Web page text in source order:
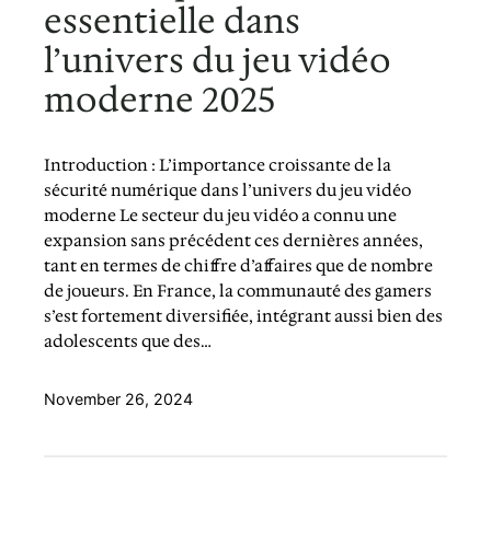
essentielle dans
l’univers du jeu vidéo
moderne 2025
Introduction : L’importance croissante de la
sécurité numérique dans l’univers du jeu vidéo
moderne Le secteur du jeu vidéo a connu une
expansion sans précédent ces dernières années,
tant en termes de chiffre d’affaires que de nombre
de joueurs. En France, la communauté des gamers
s’est fortement diversifiée, intégrant aussi bien des
adolescents que des…
November 26, 2024